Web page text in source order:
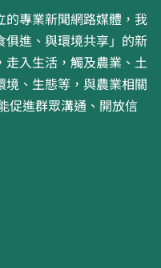
專業新聞網路媒體，我
進、與環境共享」的新
入生活，觸及農業、土
、生態等，與農業相關
促進群眾溝通、開放信